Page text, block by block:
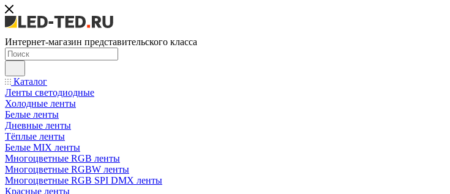
Интернет-магазин представительского класса
Каталог
Ленты светодиодные
Холодные ленты
Белые ленты
Дневные ленты
Тёплые ленты
Белые MIX ленты
Многоцветные RGB ленты
Многоцветные RGBW ленты
Многоцветные RGB SPI DMX ленты
Красные ленты